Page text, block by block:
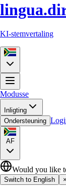
KI-stemvertaling
Modusse
Inligting
Ondersteuning
AF
Would you like
Switch to English ×